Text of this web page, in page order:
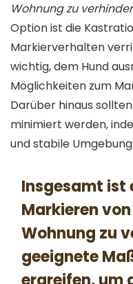
Wohnung zu
Option ist die
Markierverhalten
wichtig, dem Hund
Möglichkeiten zum
Darüber hinaus
minimiert werden,
und stabile
Insgesamt ist
Markieren
Wohnung zu
geeignete